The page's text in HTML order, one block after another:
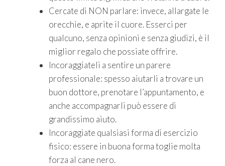
Cercate di NON parlare: invece, allargate le
orecchie, e aprite il cuore. Esserci per
qualcuno, senza opinioni e senza giudizi, è il
miglior regalo che possiate offrire.
Incoraggiateli a sentire un parere
professionale: spesso aiutarli a trovare un
buon dottore, prenotare l’appuntamento, e
anche accompagnarli può essere di
grandissimo aiuto.
Incoraggiate qualsiasi forma di esercizio
fisico: essere in buona forma toglie molta
forza al cane nero.